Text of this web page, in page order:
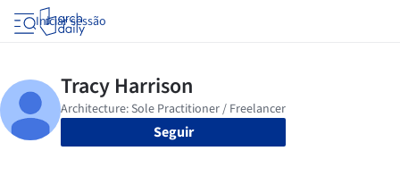
Iniciar sessão
Seguir